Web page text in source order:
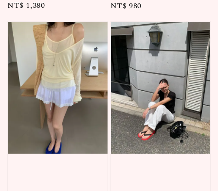
Regular
NT$ 1,380
Regular
NT$ 980